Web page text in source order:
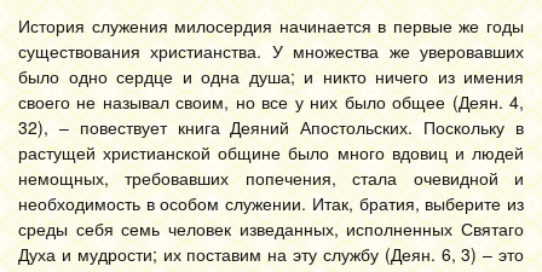
История служения милосердия начинается в первые же годы
существования христианства. У множества же уверовавших
было одно сердце и одна душа; и никто ничего из имения
своего не называл своим, но все у них было общее (Деян. 4,
32), – повествует книга Деяний Апостольских. Поскольку в
растущей христианской общине было много вдовиц и людей
немощных, требовавших попечения, стала очевидной и
необходимость в особом служении. Итак, братия, выберите из
среды себя семь человек изведанных, исполненных Святаго
Духа и мудрости; их поставим на эту службу (Деян. 6, 3) – это